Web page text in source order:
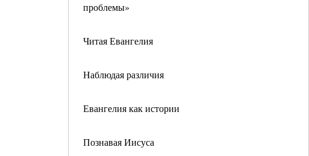
проблемы»
Читая Евангелия
Наблюдая различия
Евангелия как истории
Познавая Иисуса